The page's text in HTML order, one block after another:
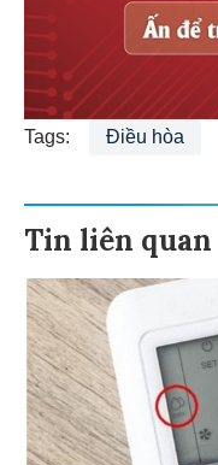
Tags: Điều hòa
Tin liên quan